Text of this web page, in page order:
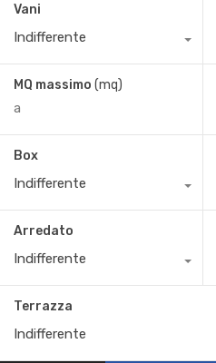
Vani
Indifferente
MQ massimo (mq)
Box
Indifferente
Arredato
Indifferente
Terrazza
Indifferente